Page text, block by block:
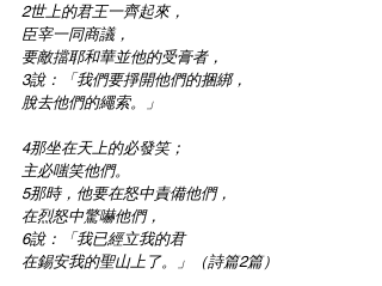
2世上的君王一齊起來，
臣宰一同商議，
要敵擋耶和華並他的受膏者，
3說：「我們要掙開他們的捆綁，
脫去他們的繩索。」
4那坐在天上的必發笑；
主必嗤笑他們。
5那時，他要在怒中責備他們，
在烈怒中驚嚇他們，
6說：「我已經立我的君
在錫安我的聖山上了。」（詩篇2篇）